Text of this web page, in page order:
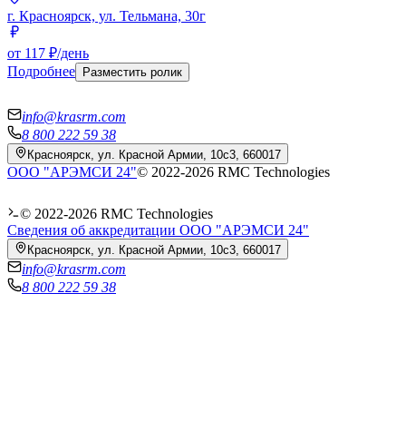
г. Красноярск, ул. Тельмана, 30г
от 117 ₽/день
Подробнее Разместить ролик
info@krasrm.com
8 800 222 59 38
Красноярск, ул. Красной Армии, 10с3, 660017
ООО "АРЭМСИ 24"© 2022-2026 RMC Technologies
© 2022-2026 RMC Technologies
Сведения об аккредитации ООО "АРЭМСИ 24"
Красноярск, ул. Красной Армии, 10с3, 660017
info@krasrm.com
8 800 222 59 38